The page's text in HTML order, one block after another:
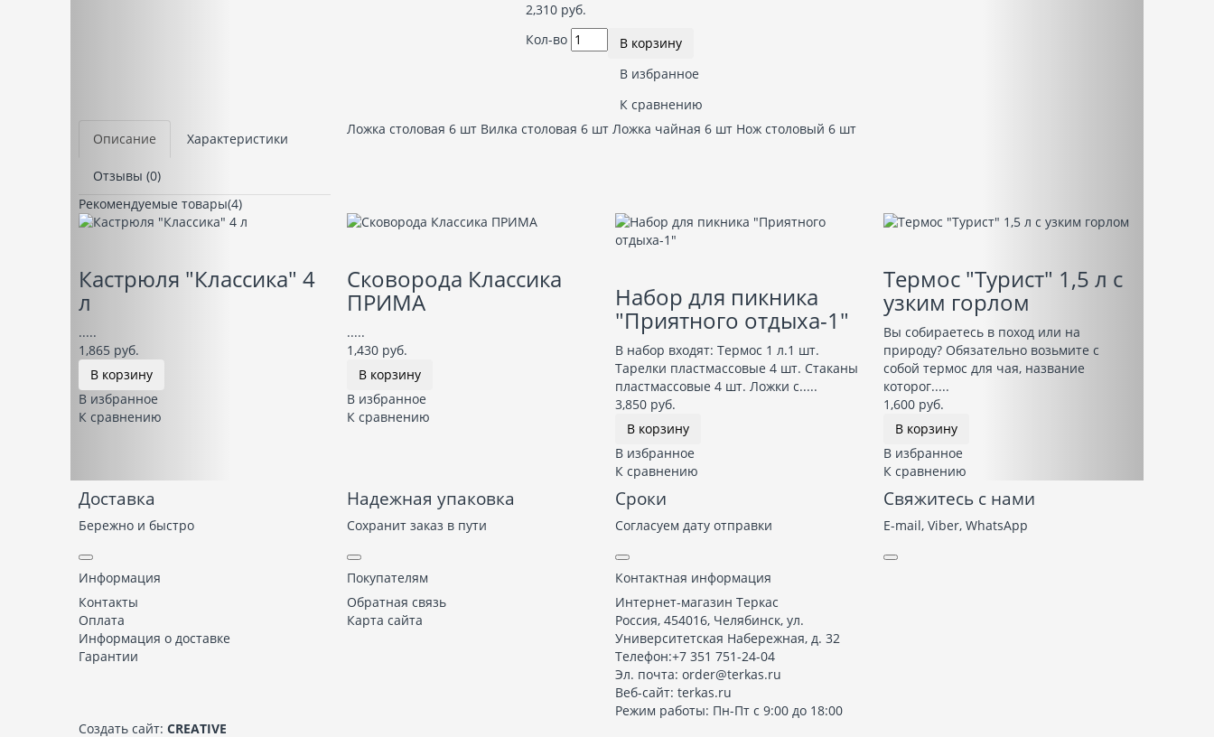
2,310 руб.
Кол-во
В корзину
В избранное
К сравнению
Описание
Характеристики
Отзывы (0)
Ложка столовая 6 шт Вилка столовая 6 шт Ложка чайная 6 шт Нож столовый 6 шт
Рекомендуемые товары(4)
Кастрюля "Классика" 4
л
.....
1,865 руб.
В корзину
В избранное
К сравнению
Сковорода Классика
ПРИМА
.....
1,430 руб.
В корзину
В избранное
К сравнению
Набор для пикника
"Приятного отдыха-1"
В набор входят: Термос 1 л.1 шт.
Тарелки пластмассовые 4 шт. Стаканы
пластмассовые 4 шт. Ложки с.....
3,850 руб.
В корзину
В избранное
К сравнению
Термос "Турист" 1,5 л с
узким горлом
Вы собираетесь в поход или на
природу? Обязательно возьмите с
собой термос для чая, название
которог.....
1,600 руб.
В корзину
В избранное
К сравнению
Доставка
Бережно и быстро
Надежная упаковка
Сохранит заказ в пути
Сроки
Согласуем дату отправки
Свяжитесь с нами
E-mail, Viber, WhatsApp
Информация
Контакты
Оплата
Информация о доставке
Гарантии
Покупателям
Обратная связь
Карта сайта
Контактная информация
Интернет-магазин Теркас
Россия, 454016, Челябинск, ул.
Университетская Набережная, д. 32
Телефон:+7 351 751-24-04
Эл. почта: order@terkas.ru
Веб-сайт: terkas.ru
Режим работы: Пн-Пт с 9:00 до 18:00
Создать сайт: CREATIVE